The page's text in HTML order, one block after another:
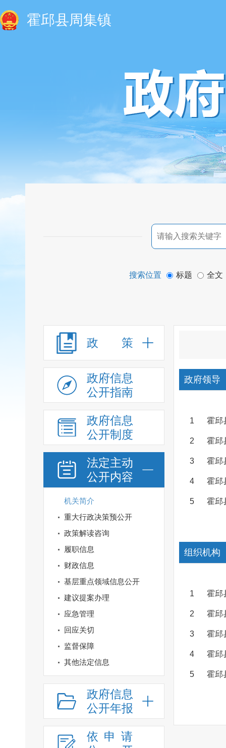
霍邱县周集镇
搜索位置 标题 全文
政 策
政府信息
公开指南
政府信息
公开制度
法定主动
公开内容
机关简介
重大行政决策预公开
政策解读咨询
履职信息
财政信息
基层重点领域信息公开
建议提案办理
应急管理
回应关切
监督保障
其他法定信息
政府信息
公开年报
依申请
政府领导
1 霍
2 霍邱
3 霍邱
4 霍邱
5 霍邱
组织机构
1 霍邱
2 霍邱
3 霍邱
4 霍邱
5 霍邱